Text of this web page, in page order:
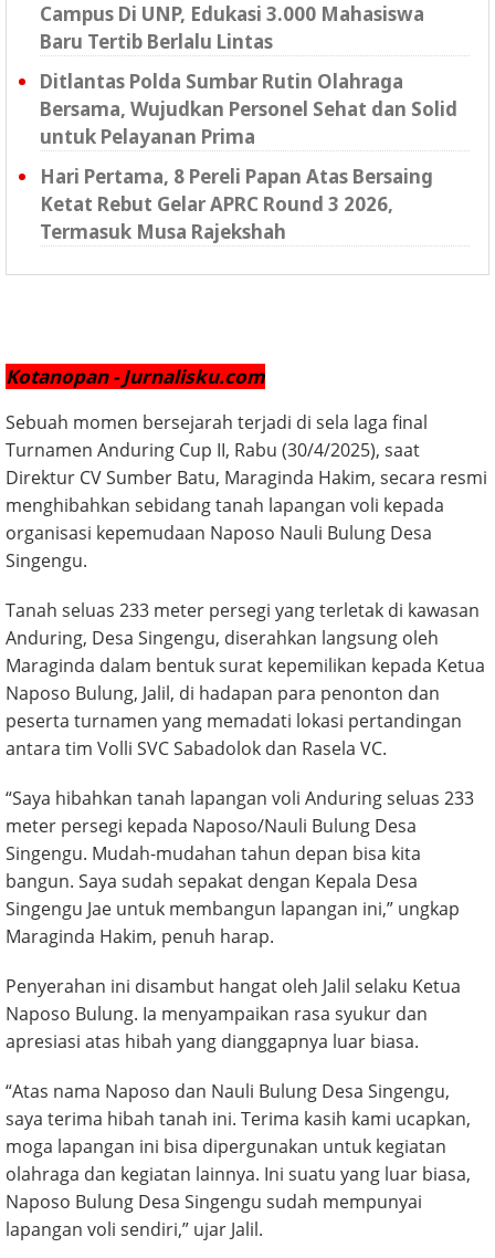
Campus Di UNP, Edukasi 3.000 Mahasiswa
Baru Tertib Berlalu Lintas
Ditlantas Polda Sumbar Rutin Olahraga
Bersama, Wujudkan Personel Sehat dan Solid
untuk Pelayanan Prima
Hari Pertama, 8 Pereli Papan Atas Bersaing
Ketat Rebut Gelar APRC Round 3 2026,
Termasuk Musa Rajekshah
Kotanopan - Jurnalisku.com
Sebuah momen bersejarah terjadi di sela laga final
Turnamen Anduring Cup II, Rabu (30/4/2025), saat
Direktur CV Sumber Batu, Maraginda Hakim, secara resmi
menghibahkan sebidang tanah lapangan voli kepada
organisasi kepemudaan Naposo Nauli Bulung Desa
Singengu.
Tanah seluas 233 meter persegi yang terletak di kawasan
Anduring, Desa Singengu, diserahkan langsung oleh
Maraginda dalam bentuk surat kepemilikan kepada Ketua
Naposo Bulung, Jalil, di hadapan para penonton dan
peserta turnamen yang memadati lokasi pertandingan
antara tim Volli SVC Sabadolok dan Rasela VC.
“Saya hibahkan tanah lapangan voli Anduring seluas 233
meter persegi kepada Naposo/Nauli Bulung Desa
Singengu. Mudah-mudahan tahun depan bisa kita
bangun. Saya sudah sepakat dengan Kepala Desa
Singengu Jae untuk membangun lapangan ini,” ungkap
Maraginda Hakim, penuh harap.
Penyerahan ini disambut hangat oleh Jalil selaku Ketua
Naposo Bulung. Ia menyampaikan rasa syukur dan
apresiasi atas hibah yang dianggapnya luar biasa.
“Atas nama Naposo dan Nauli Bulung Desa Singengu,
saya terima hibah tanah ini. Terima kasih kami ucapkan,
moga lapangan ini bisa dipergunakan untuk kegiatan
olahraga dan kegiatan lainnya. Ini suatu yang luar biasa,
Naposo Bulung Desa Singengu sudah mempunyai
lapangan voli sendiri,” ujar Jalil.